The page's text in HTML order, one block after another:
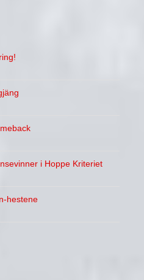
i Hoppe Kriteriet
hestene